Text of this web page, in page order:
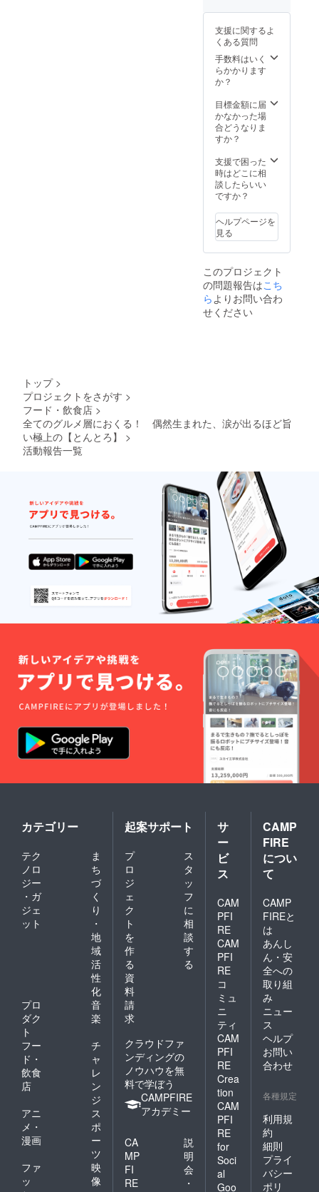
層美味
しく召
し上が
れま
す。
（電子
際は、
他の容
器に移
くださ
い） ※
ラベル
や箱の
ン・仕
更にな
る可能
性もご
ざいま
す。ご
了承く
ださ
合等に
る場合
があり
ます。
水解凍
してく
ださ
い。 ＜
召し上
がり方
すので
そのま
までも
すが、
加熱
（フラ
イパン
レン
ジ）し
ていた
だくと
層美味
しく召
し上が
れま
くださ
デザイ
ン・仕
様は変
更にな
る可能
性もご
ざいま
す。ご
了承く
ださ
い。 ※
ご注文
状況、
使用原
況、製
造工程
上の都
合等に
より出
荷時期
が遅れ
る場合
があり
ます。
解凍方
法＞冷
蔵庫に
て8時間
程解凍
する
場合は
パック
ごと流
ださ
い。 ＜
召し上
がり方
済みで
すので
そのま
までも
がれま
すが、
加熱
（フラ
イパン
し上が
レンジ
使用の
際は、
他の容
器に移
して加
熱して
くださ
い） ※
ラベル
や箱の
デザイ
ン・仕
様は変
性もご
ざいま
す。ご
了承く
ださ
い。 ※
ご注文
状況、
使用原
況、製
合等に
より出
荷時期
が遅れ
る場合
があり
ます。
以下 ＜
限＞製
造後1年
（2022
年1月）
（ご家
凍庫保
存の場
合はお
早めに
上がり
くださ
い） ＜
包装形
パック
包装 ＜
解凍方
法＞冷
て8時間
程解凍
する
か、お
急ぎの
がり方
＞加熱
までも
召し上
がれま
すが、
加熱
（フラ
イパン
や電子
レン
ジ）し
ていた
だくと
より一
層美味
し上が
れま
す。
（電子
レンジ
使用の
際は、
他の容
器に移
熱して
くださ
い） ※
や箱の
デザイ
ン・仕
様は変
更にな
る可能
性もご
す。ご
了承く
ださ
い。 ※
ご注文
状況、
使用原
料の調
達状
況、製
造工程
上の都
合等に
より出
荷時期
が遅れ
があり
支援に関するよ
くある質問
手数料はいく
らかかります
か？
目標金額に届
かなかった場
合どうなりま
すか？
支援で困った
時はどこに相
談したらいい
ですか？
ヘルプページを
見る
このプロジェクト
の問題報告はこち
ら よりお問い合わ
せください
トップ >
プロジェクトをさがす >
フード・飲食店 >
全てのグルメ層におくる！ 偶然生まれた、涙が出るほど旨
い極上の【とんとろ】
>
活動報告一覧
カテゴリー
テク
ノロ
ジー
・ガ
ジェ
ット
ま
ち
づ
く
り
・
地
域
活
性
化
プロ
ダク
ト
音
楽
フー
ド・
飲食
店
チ
ャ
レ
ン
ジ
アニ
メ・
漫画
ス
ポ
ー
ツ
ファ
ッ
映
像
起案サポート
プ
ロ
ジ
ェ
ク
ト
を
作
る
ス
タ
ッ
フ
に
相
談
す
る
資
料
請
求
クラウドファ
ンディングの
ノウハウを無
料で学ぼう
CAMPFIRE
アカデミー
CA
MP
FI
RE
説
明
会
・
サ
ー
ビ
ス
CAM
PFI
RE
CAM
PFI
RE
コ
ミュ
ニ
ティ
CAM
PFI
RE
Crea
tion
CAM
PFI
RE
for
Soci
al
Goo
CAMP
FIRE
につい
て
CAMP
FIREと
は
あんし
ん・安
全への
取り組
み
ニュー
ス
ヘルプ
お問い
合わせ
各種規定
利用規
約
細則
プライ
バシー
ポリ